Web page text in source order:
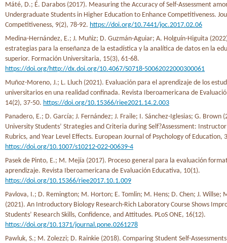
Máté, D.; É. Darabos (2017). Measuring the Accuracy of Self-Assessment
Undergraduate Students in Higher Education to Enhance Competitiveness.
Competitiveness, 9(2), 78-92. https://doi.org/10.7441/joc.2017.02.06
Medina-Hernández, E.; J. Muñiz; D. Guzmán-Aguiar; A. Holguín-Higuita
estrategias para la enseñanza de la estadística y la analítica de datos en la
superior. Formación Universitaria, 15(3), 61-68.
https://doi.org/http://dx.doi.org/10.4067/S0718-50062022000300061
Muñoz-Moreno, J.; L. Lluch (2021). Evaluación para el aprendizaje de los
universitarios en una realidad confinada. Revista Iberoamericana de
14(2), 37-50. https://doi.org/10.15366/riee2021.14.2.003
Panadero, E.; D. García; J. Fernández; J. Fraile; I. Sánchez-Iglesias; G. Brown
University Students’ Strategies and Criteria during Self?Assessment:
Rubrics, and Year Level Effects. European Journal of Psychology of Education,
https://doi.org/10.1007/s10212-022-00639-4
Pasek de Pinto, E.; M. Mejía (2017). Proceso general para la evaluación
aprendizaje. Revista Iberoamericana de Evaluación Educativa, 10(1).
https://doi.org/10.15366/riee2017.10.1.009
Pavlova, I.; D. Remington; M. Horton; E. Tomlin; M. Hens; D. Chen; J. Willse;
(2021). An Introductory Biology Research-Rich Laboratory Course Shows
Students’ Research Skills, Confidence, and Attitudes. PLoS ONE, 16(12).
https://doi.org/10.1371/journal.pone.0261278
Pawluk, S.; M. Zolezzi; D. Rainkie (2018). Comparing Student Self-